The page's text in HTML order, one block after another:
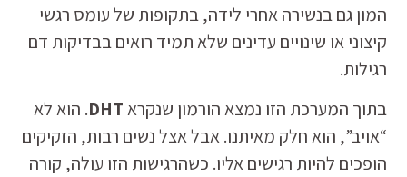
המון גם בנשירה אחרי לידה, בתקופות של עומס רגשי
קיצוני או שינויים עדינים שלא תמיד רואים בבדיקות דם
רגילות.
בתוך המערכת הזו נמצא הורמון שנקראDHT. הוא לא
“אויב”, הוא חלק מאיתנו. אבל אצל נשים רבות, הזקיקים
הופכים להיות רגישים אליו. כשהרגישות הזו עולה, קורה